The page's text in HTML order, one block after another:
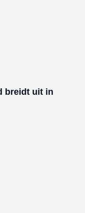
breidt uit in